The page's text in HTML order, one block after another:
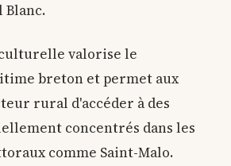
valorise le
breton et permet aux
rural d'accéder à des
concentrés dans les
comme Saint-Malo.